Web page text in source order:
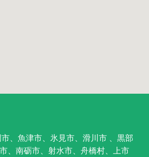
、魚津市、氷見市、滑川市 、黒部
、南砺市、射水市、舟橋村、上市